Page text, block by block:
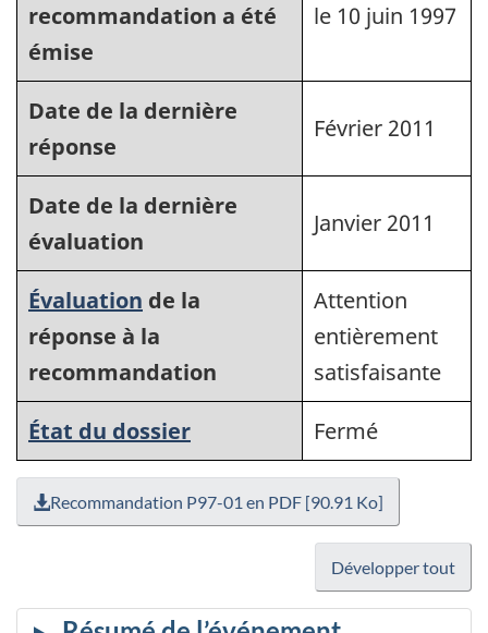
recommandation a été
émise
le 10 juin 1997
Date de la dernière
réponse
Février 2011
Date de la dernière
évaluation
Janvier 2011
Évaluation de la
réponse à la
recommandation
Attention
entièrement
satisfaisante
État du dossier
Fermé
Recommandation P97-01 en PDF [90.91 Ko]
Développer tout